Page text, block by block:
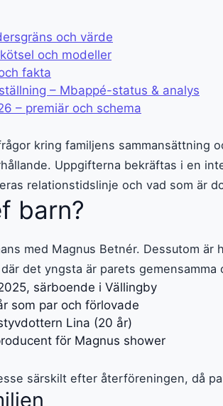
och värde
och modeller
fakta
– Mbappé-status & analys
– premiär och schema
kring familjens sammansättning
Uppgifterna bekräftas i en
relationstidslinje och vad som är
barn?
med Magnus Betnér. Dessutom
det yngsta är parets
särboende i Vällingby
som par och förlovade
Lina (20 år)
för Magnus shower
särskilt efter återföreningen, då